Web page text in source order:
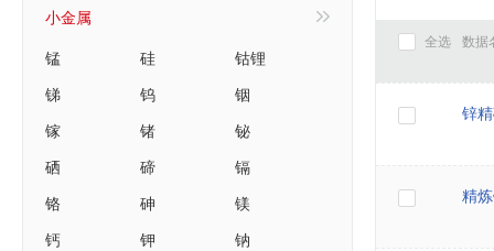
小金属
锰
硅
钴锂
锑
钨
铟
镓
锗
铋
硒
碲
镉
铬
砷
镁
钙
钾
钠
全选 数据
锌
精